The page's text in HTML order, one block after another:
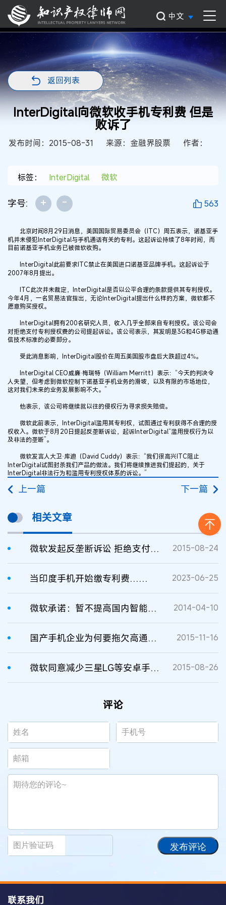
中文
返回列表
InterDigital向微软收手机专利费 但是
败诉了
发布时间：2015-08-31 来源：金融界股票 作者：
标签： InterDigital 微软
字号: + - 563
北京时间8月29日消息，美国国际贸易委员会（ITC）周五表示，诺基亚手
机并未侵犯InterDigital与手机通话有关的专利。这起诉讼持续了8年时间，而
目前诺基亚手机业务已被微软收购。
InterDigital此前要求ITC禁止在美国进口诺基亚品牌手机。这起诉讼于
2007年8月提出。
ITC此次并未裁定，InterDigital是否以公平合理的条款提供其专利授权。
今年4月，一名贸易法官指出，无论InterDigital提出什么样的方案，微软都不
愿意购买授权。
InterDigital拥有200名研究人员，收入几乎全部来自专利授权。该公司会
对拒绝支付专利授权费的公司提起诉讼。该公司表示，其发明是3G和4G移动通
信技术标准的必要部分。
受此消息影响，InterDigital股价在周五美国股市盘后大跌超过4%。
InterDigital CEO威廉·梅瑞特（William Merritt）表示：“今天的判决令
人失望，但考虑到微软控制下诺基亚手机业务的滑坡，以及有限的市场地位，
这对我们未来的业务发展影响不大。”
他表示，该公司将继续就以往的侵权行为寻求损失赔偿。
微软此前表示，InterDigital滥用其专利权，试图通过专利获得不合理的授
权收入。微软于8月20日提起反垄断诉讼，起诉InterDigital“滥用授权行为以
及非法的垄断”。
微软发言人大卫·库迪（David Cuddy）表示：“我们很高兴ITC阻止
InterDigital试图封杀我们产品的做法。我们将继续推进我们提起的，关于
InterDigital非法行为和滥用专利授权体系的诉讼。”
上一篇 下一篇
相关文章
微软发起反垄断诉讼 拒绝支付手机专利费 2015-08-24
当印度手机开始缴专利费…… 2023-06-25
微软承诺：暂不提高国内智能手机专利费 2014-04-10
国产手机企业为何要拖欠高通专利费 2015-11-16
微软同意减少三星LG等安卓手机专利费用 2015-08-26
评论
发布评论
联系我们